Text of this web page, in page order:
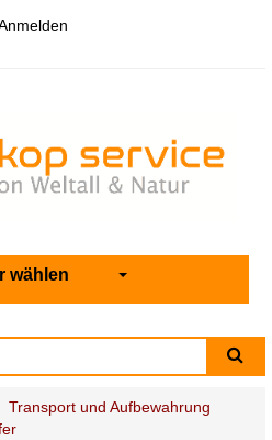
wählen
Transport und Aufbewahrung